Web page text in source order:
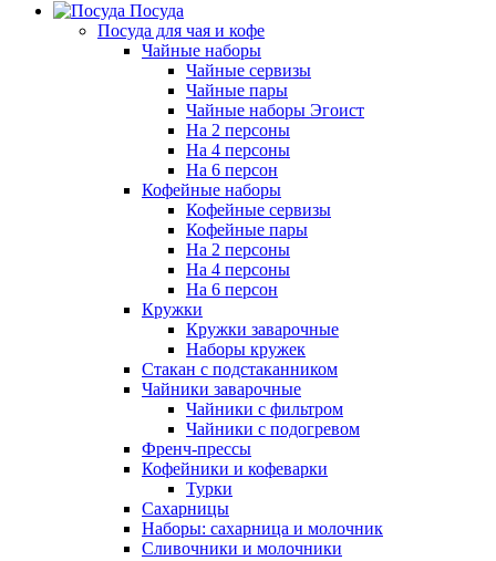
Посуда
Посуда для чая и кофе
Чайные наборы
Чайные сервизы
Чайные пары
Чайные наборы Эгоист
На 2 персоны
На 4 персоны
На 6 персон
Кофейные наборы
Кофейные сервизы
Кофейные пары
На 2 персоны
На 4 персоны
На 6 персон
Кружки
Кружки заварочные
Наборы кружек
Стакан с подстаканником
Чайники заварочные
Чайники с фильтром
Чайники с подогревом
Френч-прессы
Кофейники и кофеварки
Турки
Сахарницы
Наборы: сахарница и молочник
Сливочники и молочники